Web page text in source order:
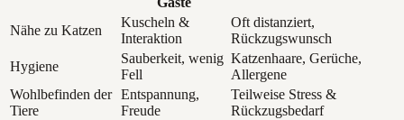
Nähe zu Katzen
Kuscheln &
Interaktion
Oft distanziert,
Rückzugswunsch
Hygiene
Sauberkeit, wenig
Fell
Katzenhaare, Gerüche,
Allergene
Wohlbefinden der
Tiere
Entspannung,
Freude
Teilweise Stress &
Rückzugsbedarf